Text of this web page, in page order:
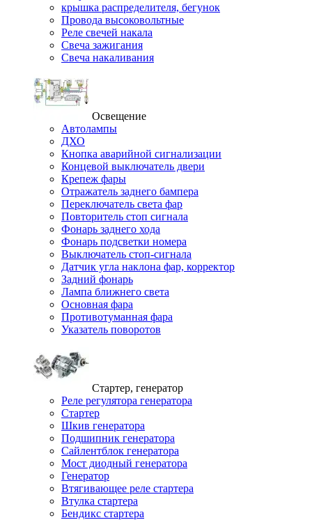
крышка распределителя, бегунок
Провода высоковольтные
Реле свечей накала
Свеча зажигания
Свеча накаливания
Освещение
Автолампы
ДХО
Кнопка аварийной сигнализации
Концевой выключатель двери
Крепеж фары
Отражатель заднего бампера
Переключатель света фар
Повторитель стоп сигнала
Фонарь заднего хода
Фонарь подсветки номера
Выключатель стоп-сигнала
Датчик угла наклона фар, корректор
Задний фонарь
Лампа ближнего света
Основная фара
Противотуманная фара
Указатель поворотов
Стартер, генератор
Реле регулятора генератора
Стартер
Шкив генератора
Подшипник генератора
Сайлентблок генератора
Мост диодный генератора
Генератор
Втягивающее реле стартера
Втулка стартера
Бендикс стартера